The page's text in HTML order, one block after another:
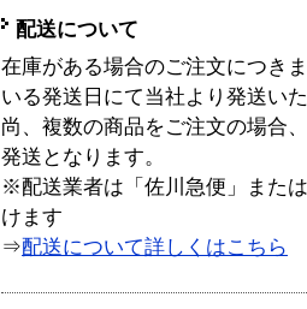
配送について
在庫がある場合のご注文につき
いる発送日にて当社より発送い
尚、複数の商品をご注文の場合
発送となります。
※配送業者は「佐川急便」また
けます
⇒配送について詳しくはこちら